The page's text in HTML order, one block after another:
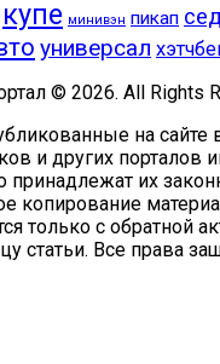
купе минивэн пикап
универсал
© 2026. All Rights
на сайте
и других порталов
принадлежат их
копирование
только с обратной
статьи. Все права